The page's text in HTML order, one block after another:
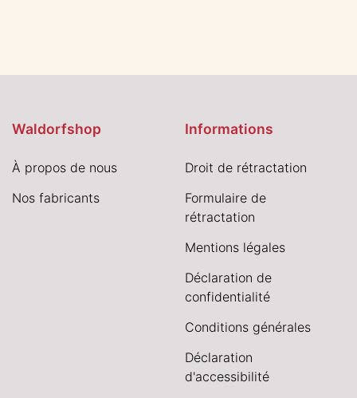
Waldorfshop
À propos de nous
Nos fabricants
Informations
Droit de rétractation
Formulaire de
rétractation
Mentions légales
Déclaration de
confidentialité
Conditions générales
Déclaration
d'accessibilité